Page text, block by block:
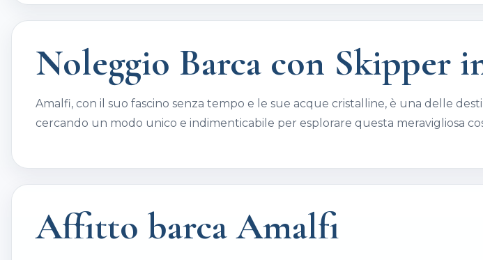
Noleggio Barca con Skipper
Amalfi, con il suo fascino senza tempo e le sue acque cristalline, è una delle
cercando un modo unico e indimenticabile per esplorare questa meravigliosa
Affitto barca Amalfi